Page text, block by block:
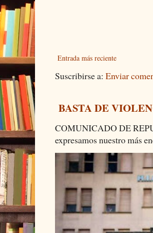
Entrada más reciente
Suscribirse a: Enviar
BASTA DE
COMUNICADO DE
expresamos nuestro más